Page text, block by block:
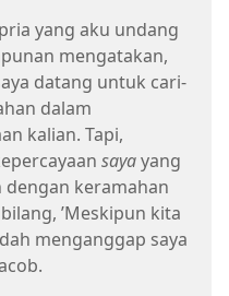
yang aku undang
mengatakan,
datang untuk cari-
dalam
kalian. Tapi,
sayayang
dengan keramahan
’Meskipun kita
menganggap saya